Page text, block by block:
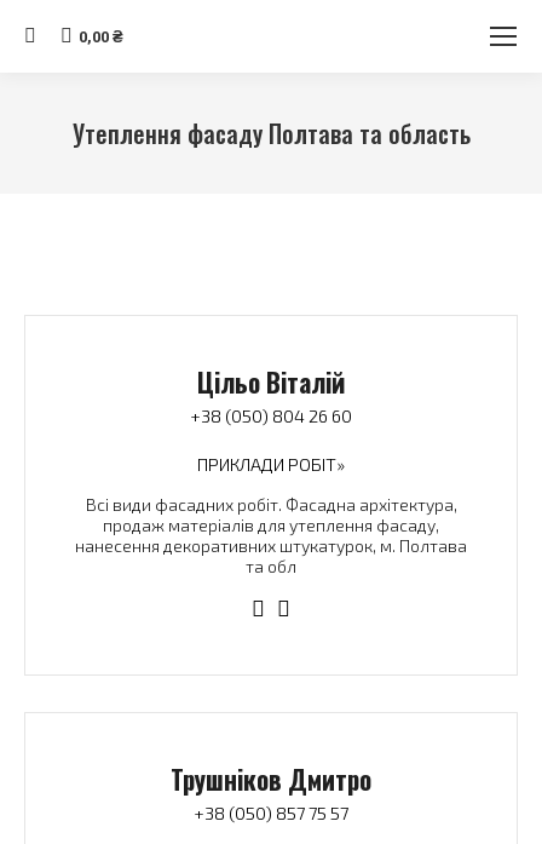
Search:0,00 ₴
Утеплення фасаду Полтава та область
Цільо Віталій
+38 (050) 804 26 60
ПРИКЛАДИ РОБІТ»
Всі види фасадних робіт. Фасадна архітектура,
продаж матеріалів для утеплення фасаду,
нанесення декоративних штукатурок, м. Полтава
та обл
Трушніков Дмитро
+38 (050) 857 75 57